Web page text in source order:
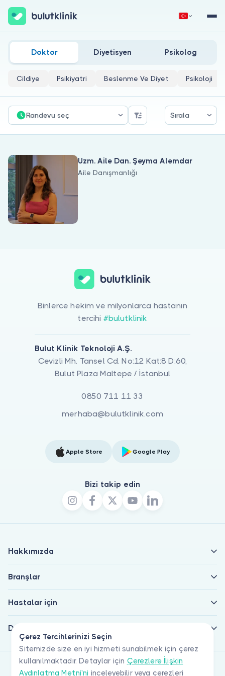
Hastalar için
Doktorlar için
Doktor musunuz?
Hemen Kaydol Giriş Yap
Tekirdağ Aile Danışmanlığı Doktorları
Doktor Diyetisyen Psikolog
Cildiye Psikiyatri Beslenme Ve Diyet Psikoloji
Randevu seç Sırala
Uzm. Aile Dan. Şeyma Alemdar
Aile Danışmanlığı
Çerez Tercihlerinizi Seçin
Sitemizde size en iyi hizmeti sunabilmek için çerez
kullanılmaktadır. Detaylar için Çerezlere İlişkin
Aydınlatma Metni'ni inceleyebilir veya çerezleri
Binlerce hekim ve milyonlarca hastanın
tercihi #bulutklinik
Bulut Klinik Teknoloji A.Ş.
Cevizli Mh. Tansel Cd. No:12 Kat:8 D:60,
Bulut Plaza Maltepe / İstanbul
0850 711 11 33
merhaba@bulutklinik.com
Apple Store Google Play
Bizi takip edin
Hakkımızda
Branşlar
Hastalar için
Doktorlar için